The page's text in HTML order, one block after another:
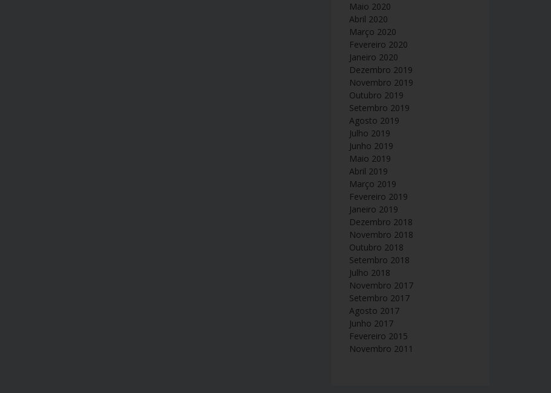
Maio 2020
Abril 2020
Março 2020
Fevereiro 2020
Janeiro 2020
Dezembro 2019
Novembro 2019
Outubro 2019
Setembro 2019
Agosto 2019
Julho 2019
Junho 2019
Maio 2019
Abril 2019
Março 2019
Fevereiro 2019
Janeiro 2019
Dezembro 2018
Novembro 2018
Outubro 2018
Setembro 2018
Julho 2018
Novembro 2017
Setembro 2017
Agosto 2017
Junho 2017
Fevereiro 2015
Novembro 2011